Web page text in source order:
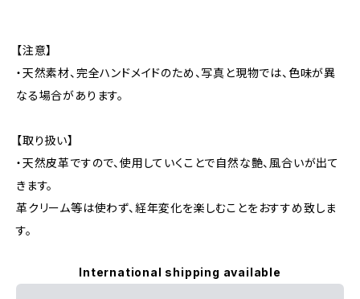
【注意】
・天然素材、完全ハンドメイドのため、写真と現物では、色味が異
なる場合があります。
【取り扱い】
・天然皮革ですので、使用していくことで自然な艶、風合いが出て
きます。
革クリーム等は使わず、経年変化を楽しむことをおすすめ致しま
す。
International shipping available